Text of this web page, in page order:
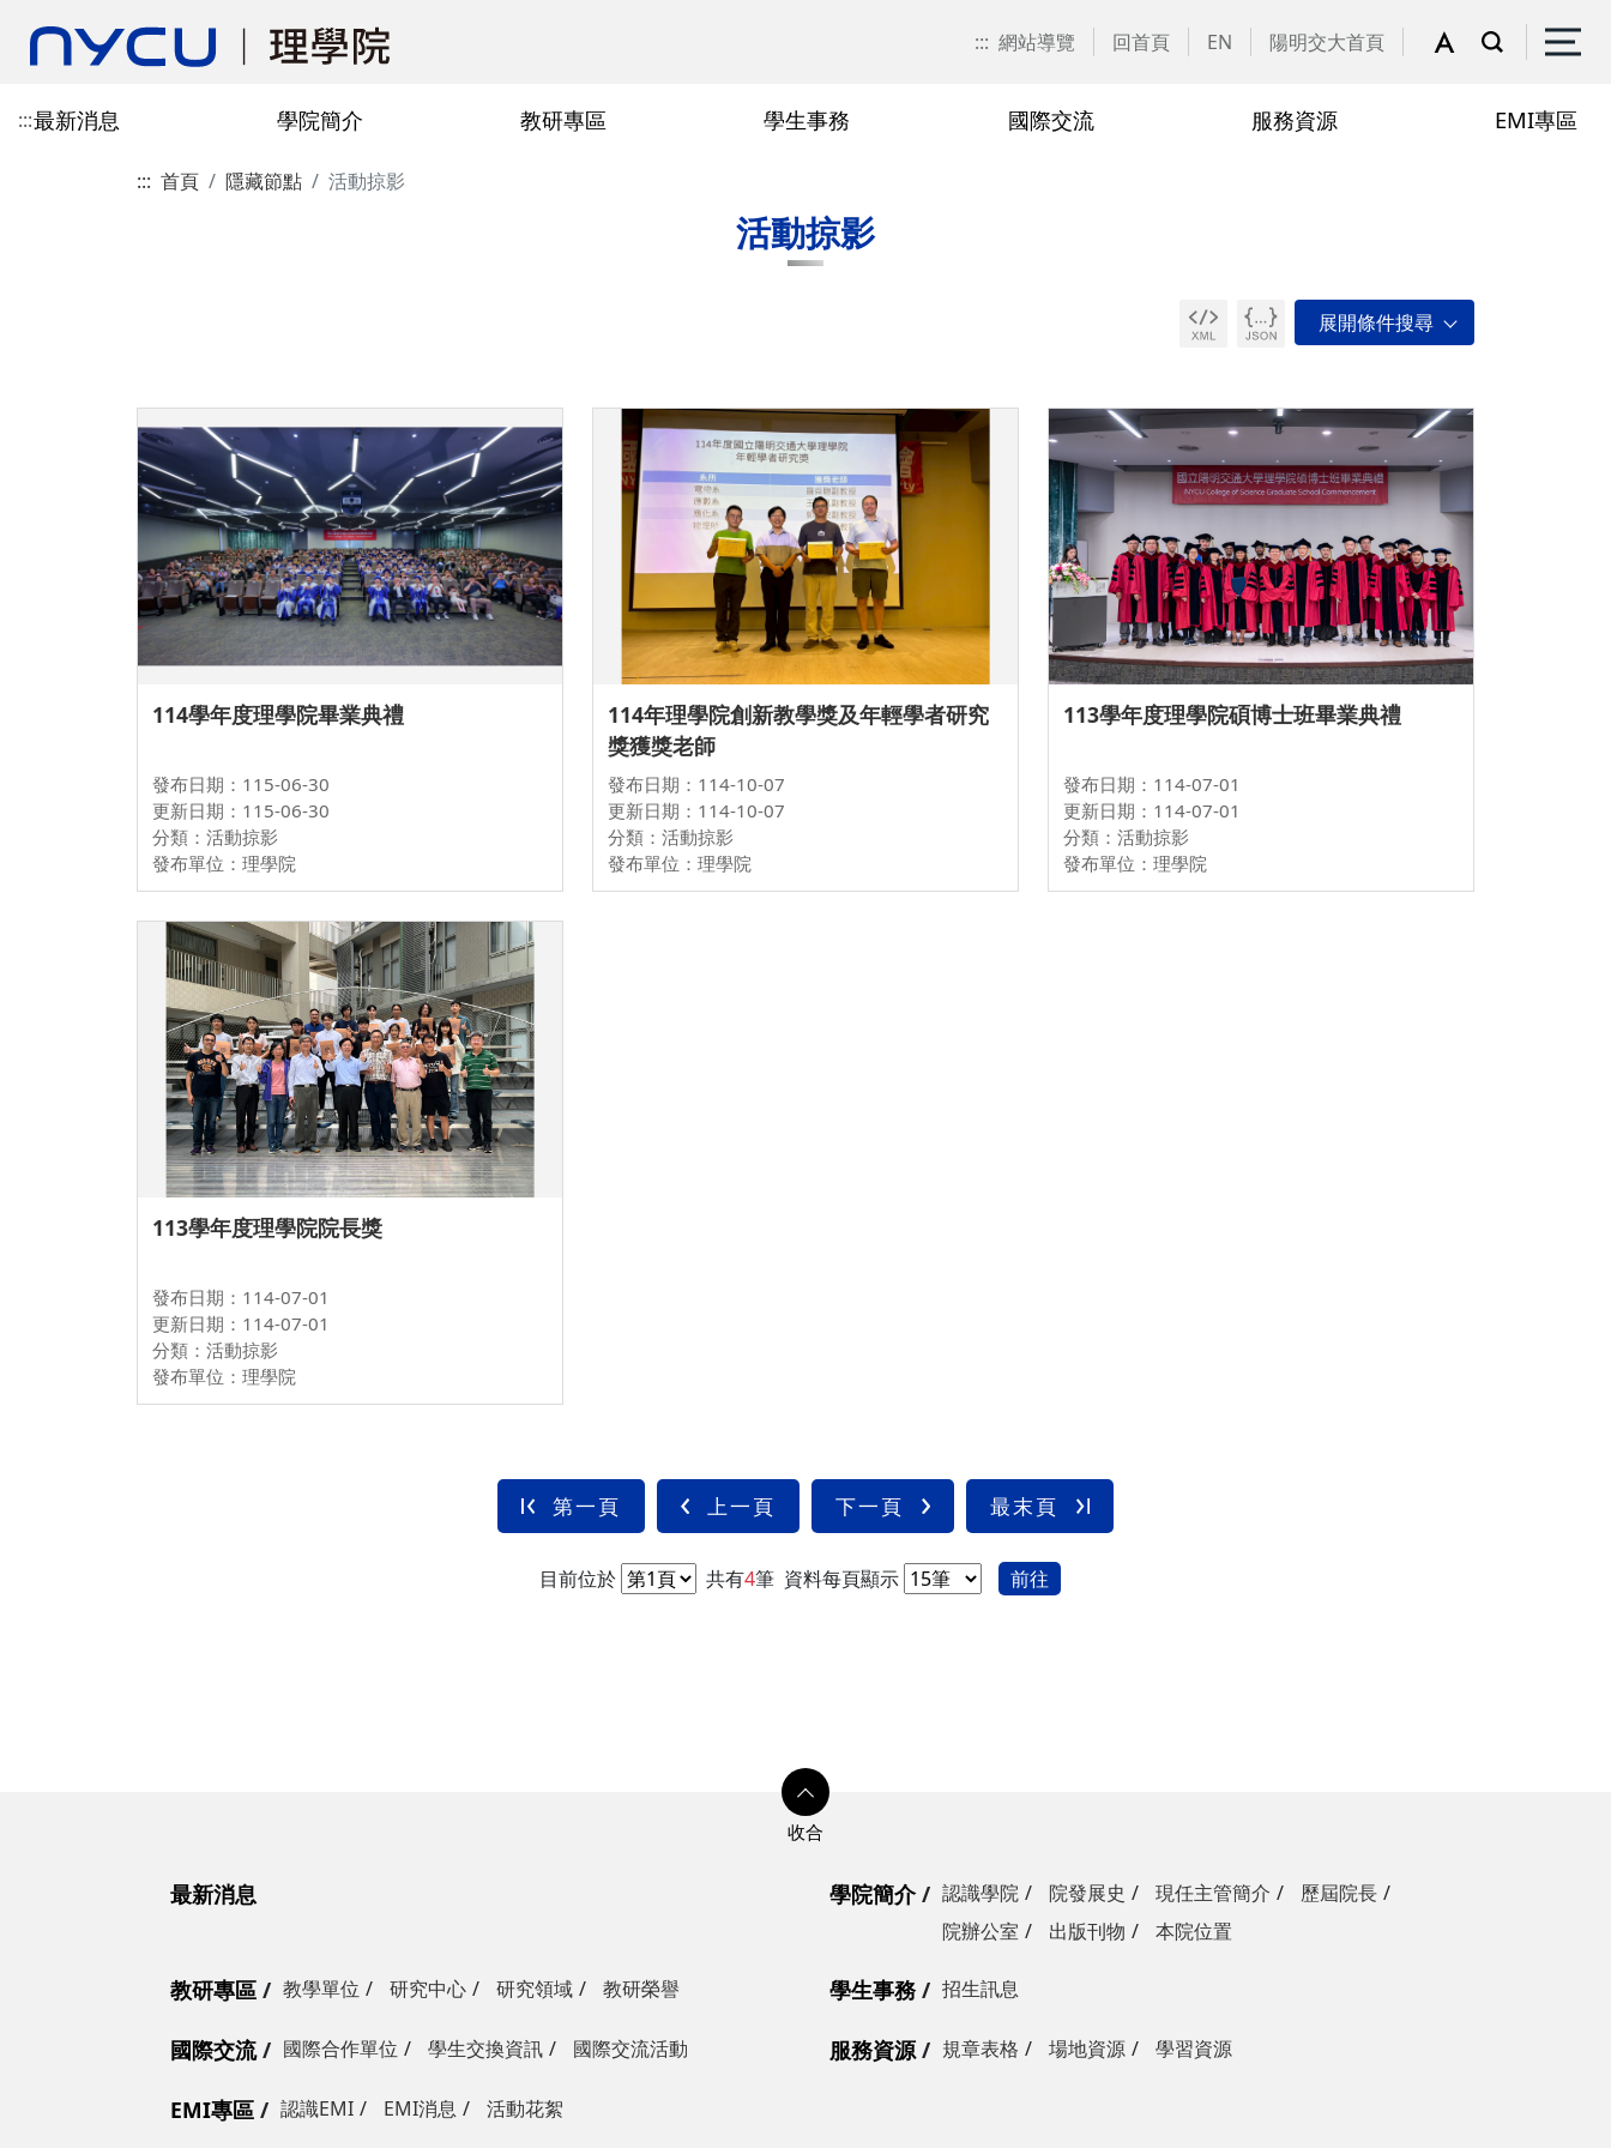
::: 網站導覽 回首頁 EN 陽明交大首頁
:::最新消息 學院簡介 教研專區 學生事務 國際交流 服務資源 EMI專區
::: 首頁 隱藏節點 活動掠影
活動掠影
114學年度理學院畢業典禮
發布日期：115-06-30
更新日期：115-06-30
分類：活動掠影
發布單位：理學院
114年理學院創新教學獎及年輕學者研究
獎獲獎老師
發布日期：114-10-07
更新日期：114-10-07
分類：活動掠影
發布單位：理學院
113學年度理學院碩博士班畢業典禮
發布日期：114-07-01
更新日期：114-07-01
分類：活動掠影
發布單位：理學院
113學年度理學院院長獎
發布日期：114-07-01
更新日期：114-07-01
分類：活動掠影
發布單位：理學院
第一頁 上一頁 下一頁 最末頁
目前位於 共有4筆 資料每頁顯示 前往
最新消息 學院簡介 認識學院 院發展史 現任主管簡介
歷屆院長
院辦公室
出版刊物 本院位置
教研專區 教學單位 研究中心 研究領域 教研榮譽 學生事務 招生訊息
國際交流 國際合作單位 學生交換資訊 國際交流活動 服務資源 規章表格 場地資源 學習資源
EMI專區 認識EMI EMI消息 活動花絮